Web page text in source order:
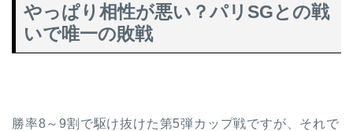
やっぱり相性が悪い？パリSGとの戦
いで唯一の敗戦
勝率8～9割で駆け抜けた第5弾カップ戦ですが、それで